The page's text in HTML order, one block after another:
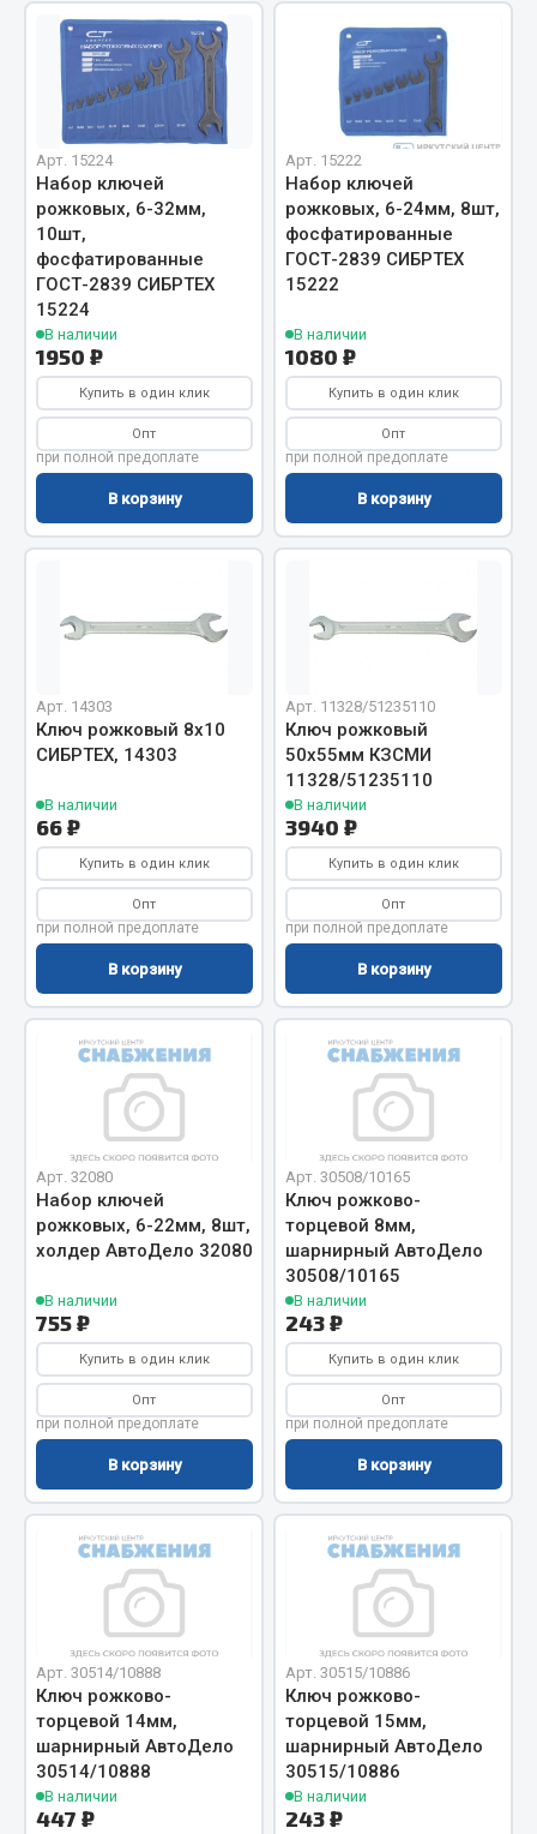
Весь раздел
Запчасти МАЗ
Система питания
Подвеска
Тормозная система
Двери
Окно ветровое
Двигатель
Электрооборудование
Показать ещё
Весь раздел
Запчасти Урал
Мост задний
Система охлаждения
Сцепление
Показать ещё
Весь раздел
Двигатель
Система питания
Система выпуска газа
Система охлаждения
Коробка передач
Рулевое управление
Тормозная система
Показать ещё
Весь раздел
Запчасти HOWO
Тормозная система
Двигатель
Подвеска
Система питания
Система выпуска газа
Система охлаждения
Сцепление
Показать ещё
Весь раздел
Запчасти SHAANXI (SHACMAN)
Арт. 15224
Набор ключей
рожковых, 6-32мм,
10шт,
фосфатированные
ГОСТ-2839 СИБРТЕХ
15224
В наличии
1950 ₽
Купить в один клик
Опт
при полной предоплате
В корзину
Арт. 15222
Набор ключей
рожковых, 6-24мм, 8шт,
фосфатированные
ГОСТ-2839 СИБРТЕХ
15222
В наличии
1080 ₽
Купить в один клик
Опт
при полной предоплате
В корзину
Арт. 14303
Ключ рожковый 8х10
СИБРТЕХ, 14303
В наличии
66 ₽
Купить в один клик
Опт
при полной предоплате
В корзину
Арт. 11328/51235110
Ключ рожковый
50х55мм КЗСМИ
11328/51235110
В наличии
3940 ₽
Купить в один клик
Опт
при полной предоплате
В корзину
Арт. 32080
Набор ключей
рожковых, 6-22мм, 8шт,
холдер АвтоДело 32080
В наличии
755 ₽
Купить в один клик
Опт
при полной предоплате
В корзину
Арт. 30508/10165
Ключ рожково-
торцевой 8мм,
шарнирный АвтоДело
30508/10165
В наличии
243 ₽
Купить в один клик
Опт
при полной предоплате
В корзину
Арт. 30514/10888
Ключ рожково-
торцевой 14мм,
шарнирный АвтоДело
30514/10888
В наличии
447 ₽
Арт. 30515/10886
Ключ рожково-
торцевой 15мм,
шарнирный АвтоДело
30515/10886
В наличии
243 ₽